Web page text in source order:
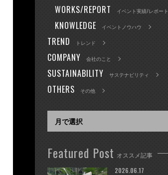
WORKS/REPORT イベント実績/レポート
KNOWLEDGE イベントノウハウ
TREND トレンド
COMPANY 会社のこと
SUSTAINABILITY サステナビリティ
OTHERS その他
Featured Post オススメ記事
2026.06.17